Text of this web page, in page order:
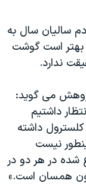
سالیان سال به
بهتر است گوشت
ندارد.
می گوید:
داشتیم
داشته
نیست
شده در هر دو در
خون همسان است.»